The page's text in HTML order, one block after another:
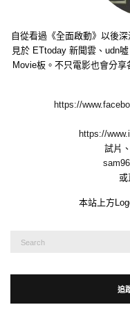
自從看過《全面啟動》以後
見於 ETtoday 新聞雲、udn
Movie板。不只電影也會分
https://
https://
試片
或
本站上方
Search
追